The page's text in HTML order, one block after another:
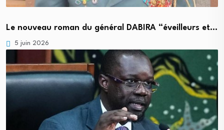
Le nouveau roman du général DABIRA “éveilleurs et…
5 juin 2026